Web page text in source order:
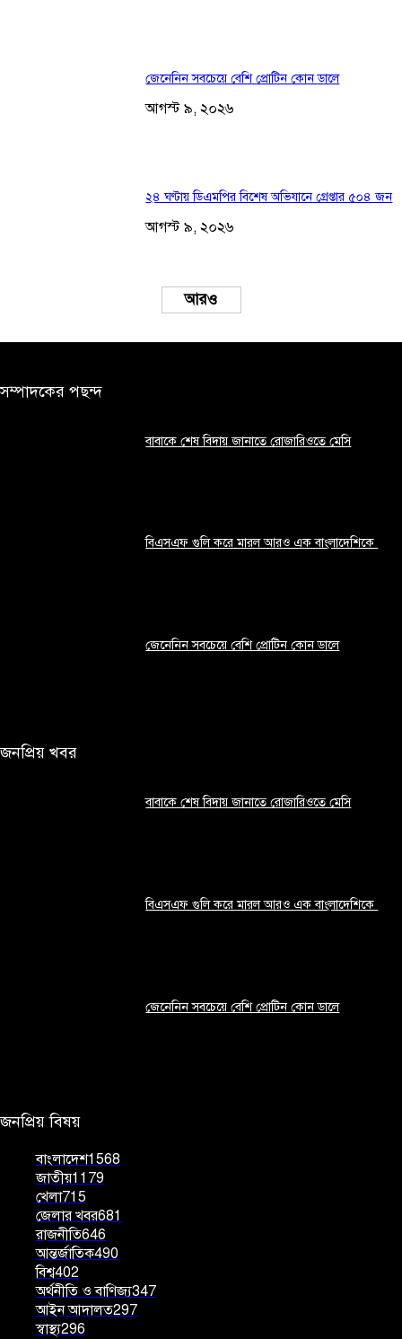
জেনেনিন সবচেয়ে বেশি প্রোটিন কোন ডালে
আগস্ট ৯, ২০২৬
২৪ ঘণ্টায় ডিএমপির বিশেষ অভিযানে গ্রেপ্তার ৫০৪ জন
আগস্ট ৯, ২০২৬
Load more
সম্পাদকের পছন্দ
বাবাকে শেষ বিদায় জানাতে রোজারিওতে মেসি
বিএসএফ গুলি করে মারল আরও এক বাংলাদেশিকে
জেনেনিন সবচেয়ে বেশি প্রোটিন কোন ডালে
জনপ্রিয় খবর
বাবাকে শেষ বিদায় জানাতে রোজারিওতে মেসি
বিএসএফ গুলি করে মারল আরও এক বাংলাদেশিকে
জেনেনিন সবচেয়ে বেশি প্রোটিন কোন ডালে
জনপ্রিয় বিষয়
বাংলাদেশ1568
জাতীয়1179
খেলা715
জেলার খবর681
রাজনীতি646
আন্তর্জাতিক490
বিশ্ব402
অর্থনীতি ও বাণিজ্য347
আইন আদালত297
স্বাস্থ্য296